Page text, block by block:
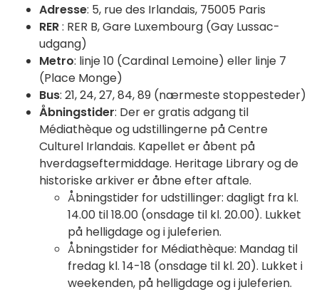
Adresse: 5, rue des Irlandais, 75005 Paris
RER: RER B, Gare Luxembourg (Gay Lussac-
udgang)
Metro: linje 10 (Cardinal Lemoine) eller linje 7
(Place Monge)
Bus: 21, 24, 27, 84, 89 (nærmeste stoppesteder)
Åbningstider: Der er gratis adgang til
Médiathèque og udstillingerne på Centre
Culturel Irlandais. Kapellet er åbent på
hverdagseftermiddage. Heritage Library og de
historiske arkiver er åbne efter aftale.
Åbningstider for udstillinger: dagligt fra kl.
14.00 til 18.00 (onsdage til kl. 20.00). Lukket
på helligdage og i juleferien.
Åbningstider for Médiathèque: Mandag til
fredag kl. 14-18 (onsdage til kl. 20). Lukket i
weekenden, på helligdage og i juleferien.